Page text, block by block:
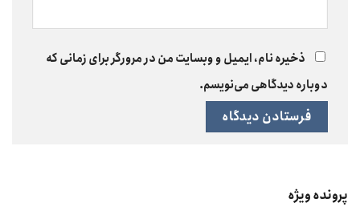
ذخیره نام، ایمیل و وبسایت من در مرورگر برای زمانی که
دوباره دیدگاهی می‌نویسم.
پرونده ویژه